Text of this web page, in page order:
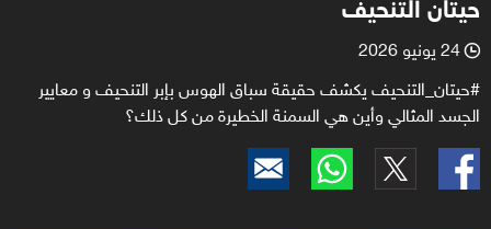
l 24 يونيو 2026
#حيتان_التنحيف يكشف حقيقة سباق الهوس بإبر التنحيف و معايير
الجسد المثالي وأين هي السمنة الخطيرة من كل ذلك؟